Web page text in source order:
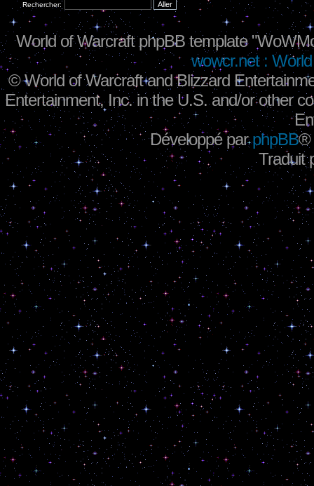
Rechercher:
World of Warcraft phpBB template
wowcr.net :
©World of Warcraft and Blizzard
Entertainment, Inc. in the U.S. and/or other
Développé parphpBB®
Traduit